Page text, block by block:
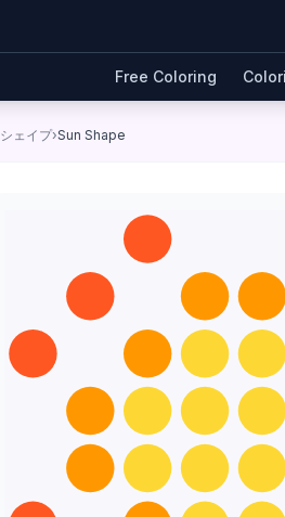
Free Coloring
シェイプ›Sun Shape